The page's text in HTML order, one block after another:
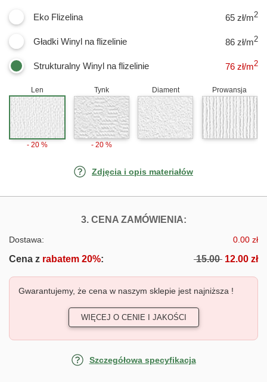
Eko Flizelina 65 zł/m2
Gładki Winyl na flizelinie 86 zł/m2
Strukturalny Winyl na flizelinie 76 zł/m2
Len
- 20 %
Tynk
- 20 %
Diament Prowansja
Zdjęcia i opis materiałów
3. CENA ZAMÓWIENIA:FOTOTAPETY
Dostawa: 0.00 zł
Cena z rabatem 20%: 15.00 12.00 zł
Gwarantujemy, że cena w naszym sklepie jest najniższa !
WIĘCEJ O CENIE I JAKOŚCI
Szczegółowa specyfikacja